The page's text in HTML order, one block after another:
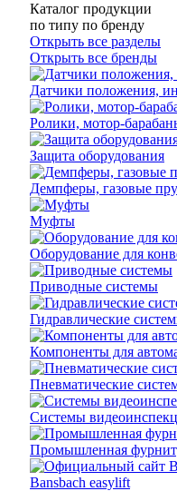
Каталог продукции
по типу по бренду
Открыть все разделы
Открыть все бренды
Датчики положения,
Ролики, мотор-
Защита оборудования
Демпферы, газовые
Муфты
Оборудование для
Приводные системы
Гидравлические
Компоненты для
Пневматические
Системы
Промышленная
Bansbach easylift